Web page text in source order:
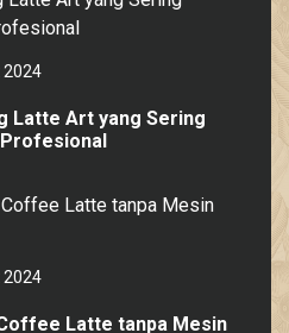
2024
Latte Art yang Sering
2024
Latte tanpa Mesin